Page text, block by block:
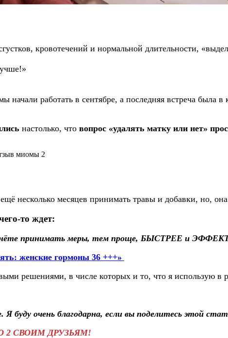
кровотечений и нормальной длительности,
начали работать в сентябре, а последняя встреча была
настолько, что вопрос «удалять матку или нет»
несколько месяцев принимать травы и добавки, но,
то ждет:
принимать меры, тем проще, БЫСТРЕЕ и
: женские гормоны 36 +++»
решениями, в числе которых и то, что я использую
буду очень благодарна, если вы поделитесь этой
2 СВОИМ ДРУЗЬЯМ!